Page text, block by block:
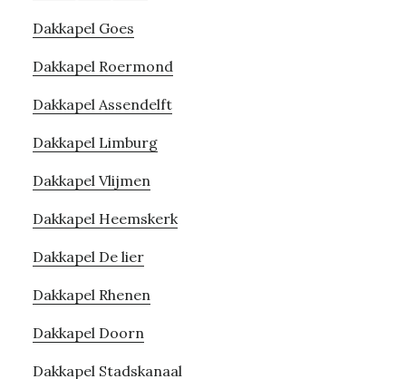
Dakkapel Goes
Dakkapel Roermond
Dakkapel Assendelft
Dakkapel Limburg
Dakkapel Vlijmen
Dakkapel Heemskerk
Dakkapel De lier
Dakkapel Rhenen
Dakkapel Doorn
Dakkapel Stadskanaal